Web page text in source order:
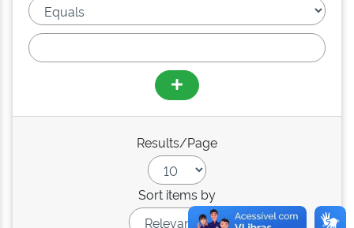
Results/Page
Sort items by